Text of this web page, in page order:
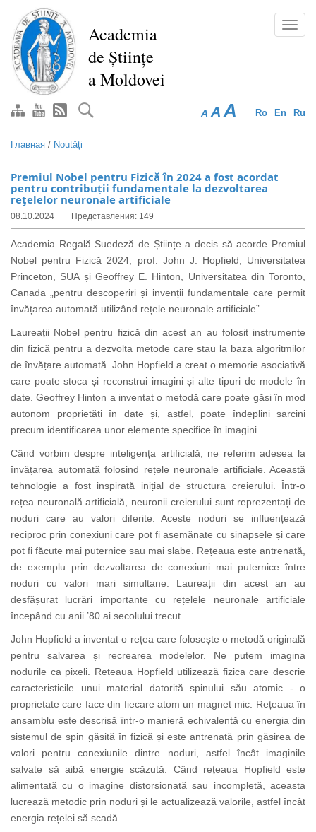
Перейти
основному
содержанию
Academia
de Științe
a Moldovei
Ro En Ru
A A A
Главная / Noutăți
Premiul Nobel pentru Fizică în 2024 a fost acordat
pentru contribuții fundamentale la dezvoltarea
reţelelor neuronale artificiale
08.10.2024 Представления: 149
Academia Regală Suedeză de Științe a decis să acorde Premiul
Nobel pentru Fizică 2024, prof. John J. Hopfield, Universitatea
Princeton, SUA și Geoffrey E. Hinton, Universitatea din Toronto,
Canada „pentru descoperiri și invenții fundamentale care permit
învățarea automată utilizând rețele neuronale artificiale”.
Laureații Nobel pentru fizică din acest an au folosit instrumente
din fizică pentru a dezvolta metode care stau la baza algoritmilor
de învățare automată. John Hopfield a creat o memorie asociativă
care poate stoca și reconstrui imagini și alte tipuri de modele în
date. Geoffrey Hinton a inventat o metodă care poate găsi în mod
autonom proprietăți în date și, astfel, poate îndeplini sarcini
precum identificarea unor elemente specifice în imagini.
Când vorbim despre inteligența artificială, ne referim adesea la
învățarea automată folosind rețele neuronale artificiale. Această
tehnologie a fost inspirată inițial de structura creierului. Într-o
rețea neuronală artificială, neuronii creierului sunt reprezentați de
noduri care au valori diferite. Aceste noduri se influențează
reciproc prin conexiuni care pot fi asemănate cu sinapsele și care
pot fi făcute mai puternice sau mai slabe. Rețeaua este antrenată,
de exemplu prin dezvoltarea de conexiuni mai puternice între
noduri cu valori mari simultane. Laureații din acest an au
desfășurat lucrări importante cu rețelele neuronale artificiale
începând cu anii ’80 ai secolului trecut
John Hopfield a inventat o rețea care folosește o metodă originală
pentru salvarea și recrearea modelelor. Ne putem imagina
nodurile ca pixeli. Rețeaua Hopfield utilizează fizica care descrie
caracteristicile unui material datorită spinului său atomic - o
proprietate care face din fiecare atom un magnet mic. Rețeaua în
ansamblu este descrisă într-o manieră echivalentă cu energia din
sistemul de spin găsită în fizică și este antrenată prin găsirea de
valori pentru conexiunile dintre noduri, astfel încât imaginile
salvate să aibă energie scăzută. Când rețeaua Hopfield este
alimentată cu o imagine distorsionată sau incompletă, aceasta
lucrează metodic prin noduri și le actualizează valorile, astfel încât
energia rețelei să scadă.